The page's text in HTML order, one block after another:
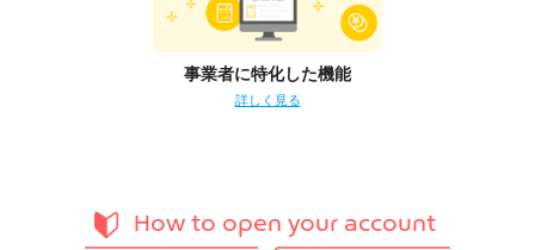
事業者に特化した機能
詳しく見る
How to open your account